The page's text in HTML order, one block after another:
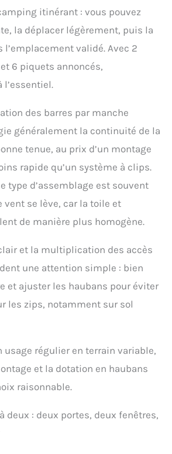
itinérant : vous pouvez
la déplacer légèrement, puis la
l’emplacement validé. Avec 2
6 piquets annoncés,
l’essentiel.
des barres par manche
généralement la continuité de la
tenue, au prix d’un montage
rapide qu’un système à clips.
type d’assemblage est souvent
vent se lève, car la toile et
de manière plus homogène.
et la multiplication des accès
une attention simple : bien
et ajuster les haubans pour éviter
les zips, notamment sur sol
usage régulier en terrain variable,
et la dotation en haubans
raisonnable.
deux : deux portes, deux fenêtres,